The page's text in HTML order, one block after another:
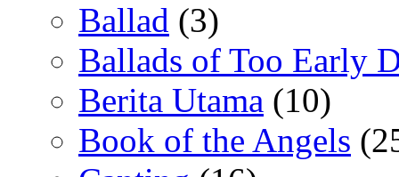
Ballad (3)
Ballads of Too Early
Berita Utama (10)
Book of the Angels